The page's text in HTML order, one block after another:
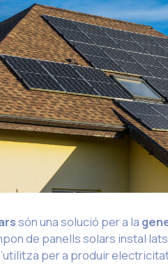
són una solució per a la
de panells solars
per a produir